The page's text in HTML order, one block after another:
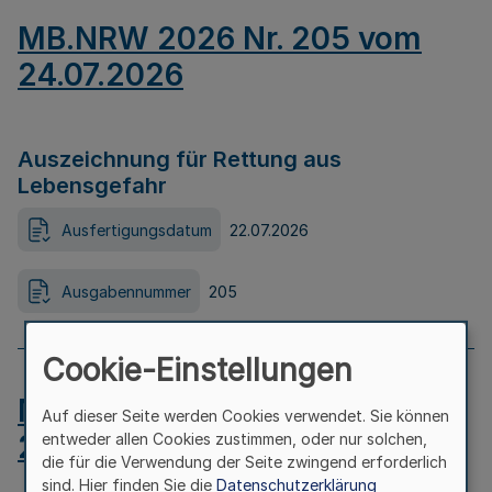
MB.NRW 2026 Nr. 205 vom
24.07.2026
Auszeichnung für Rettung aus
Lebensgefahr
Ausfertigungsdatum 22.07.2026
Ausgabennummer 205
MB.NRW 2026 Nr. 204 vom
24.07.2026
Cookie-Einstellungen
Auf dieser Seite werden Cookies verwendet. Sie können
entweder allen Cookies zustimmen, oder nur solchen,
die für die Verwendung der Seite zwingend erforderlich
sind. Hier finden Sie die Datenschutzerklärung